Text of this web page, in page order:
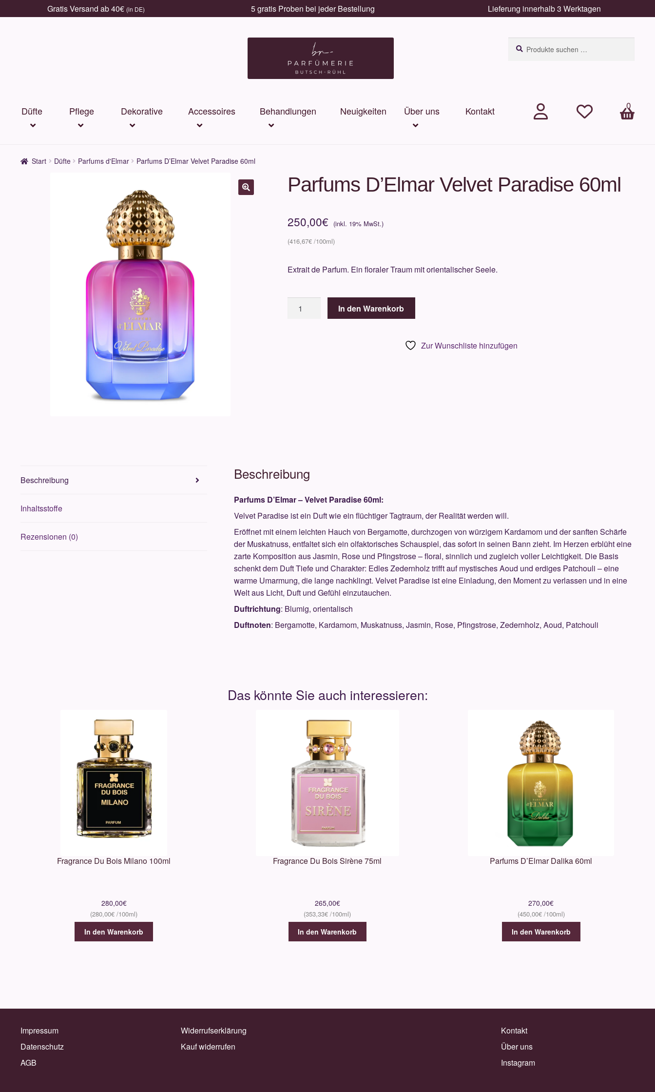
Gratis Versand ab 40€ (in DE) 5 gratis Proben bei jeder Bestellung Lieferung innerhalb 3 Werktagen
nach:
Düfte Pflege Dekorative Accessoires Behandlungen Neuigkeiten Über uns Kontakt
0
Arti
Start Düfte Parfums d'Elmar Parfums D’Elmar Velvet Paradise 60ml
Parfums D’Elmar Velvet Paradise 60ml
250,00€
416,67€
Extrait de Parfum. Ein floraler Traum mit orientalischer Seele.
D'Elmar
In den Warenkorb
Zur Wunschliste hinzufügen
Beschreibung
Inhaltsstoffe
Rezensionen (0)
Beschreibung
Parfums D’Elmar – Velvet Paradise 60ml:
Velvet Paradise ist ein Duft wie ein flüchtiger Tagtraum, der Realität werden will.
Eröffnet mit einem leichten Hauch von Bergamotte, durchzogen von würzigem Kardamom und der sanften Schärfe
der Muskatnuss, entfaltet sich ein olfaktorisches Schauspiel, das sofort in seinen Bann zieht. Im Herzen erblüht eine
zarte Komposition aus Jasmin, Rose und Pfingstrose – floral, sinnlich und zugleich voller Leichtigkeit. Die Basis
schenkt dem Duft Tiefe und Charakter: Edles Zedernholz trifft auf mystisches Aoud und erdiges Patchouli – eine
warme Umarmung, die lange nachklingt. Velvet Paradise ist eine Einladung, den Moment zu verlassen und in eine
Welt aus Licht, Duft und Gefühl einzutauchen.
Duftrichtung: Blumig, orientalisch
Duftnoten: Bergamotte, Kardamom, Muskatnuss, Jasmin, Rose, Pfingstrose, Zedernholz, Aoud, Patchouli
Fragrance Du Bois Milano 100ml
280,00€
280,00€
In den Warenkorb
Fragrance Du Bois Sirène 75ml
265,00€
353,33€
In den Warenkorb
Parfums D’Elmar Dalika 60ml
270,00€
450,00€
In den Warenkorb
Impressum
Datenschutz
AGB
Widerrufserklärung
Kauf widerrufen
Kontakt
Über uns
Instagram